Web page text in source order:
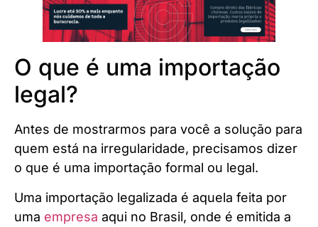
O que é uma importação
legal?
Antes de mostrarmos para você a solução para
quem está na irregularidade, precisamos dizer
o que é uma importação formal ou legal.
Uma importação legalizada é aquela feita por
uma empresa aqui no Brasil, onde é emitida a